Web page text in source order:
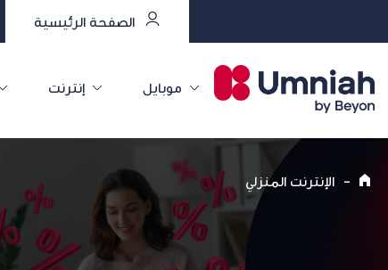
الصفحة الرئيسية
موبايل إنترنت
- الإنترنت المنزلي